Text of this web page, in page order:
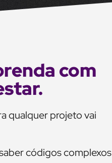
com
qualquer projeto vai
códigos complexos